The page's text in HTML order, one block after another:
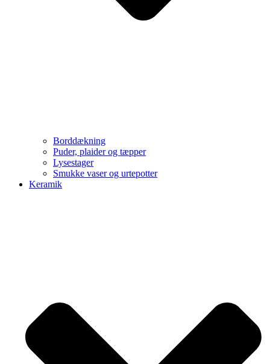
Borddækning
Puder, plaider og tæpper
Lysestager
Smukke vaser og urtepotter
Keramik